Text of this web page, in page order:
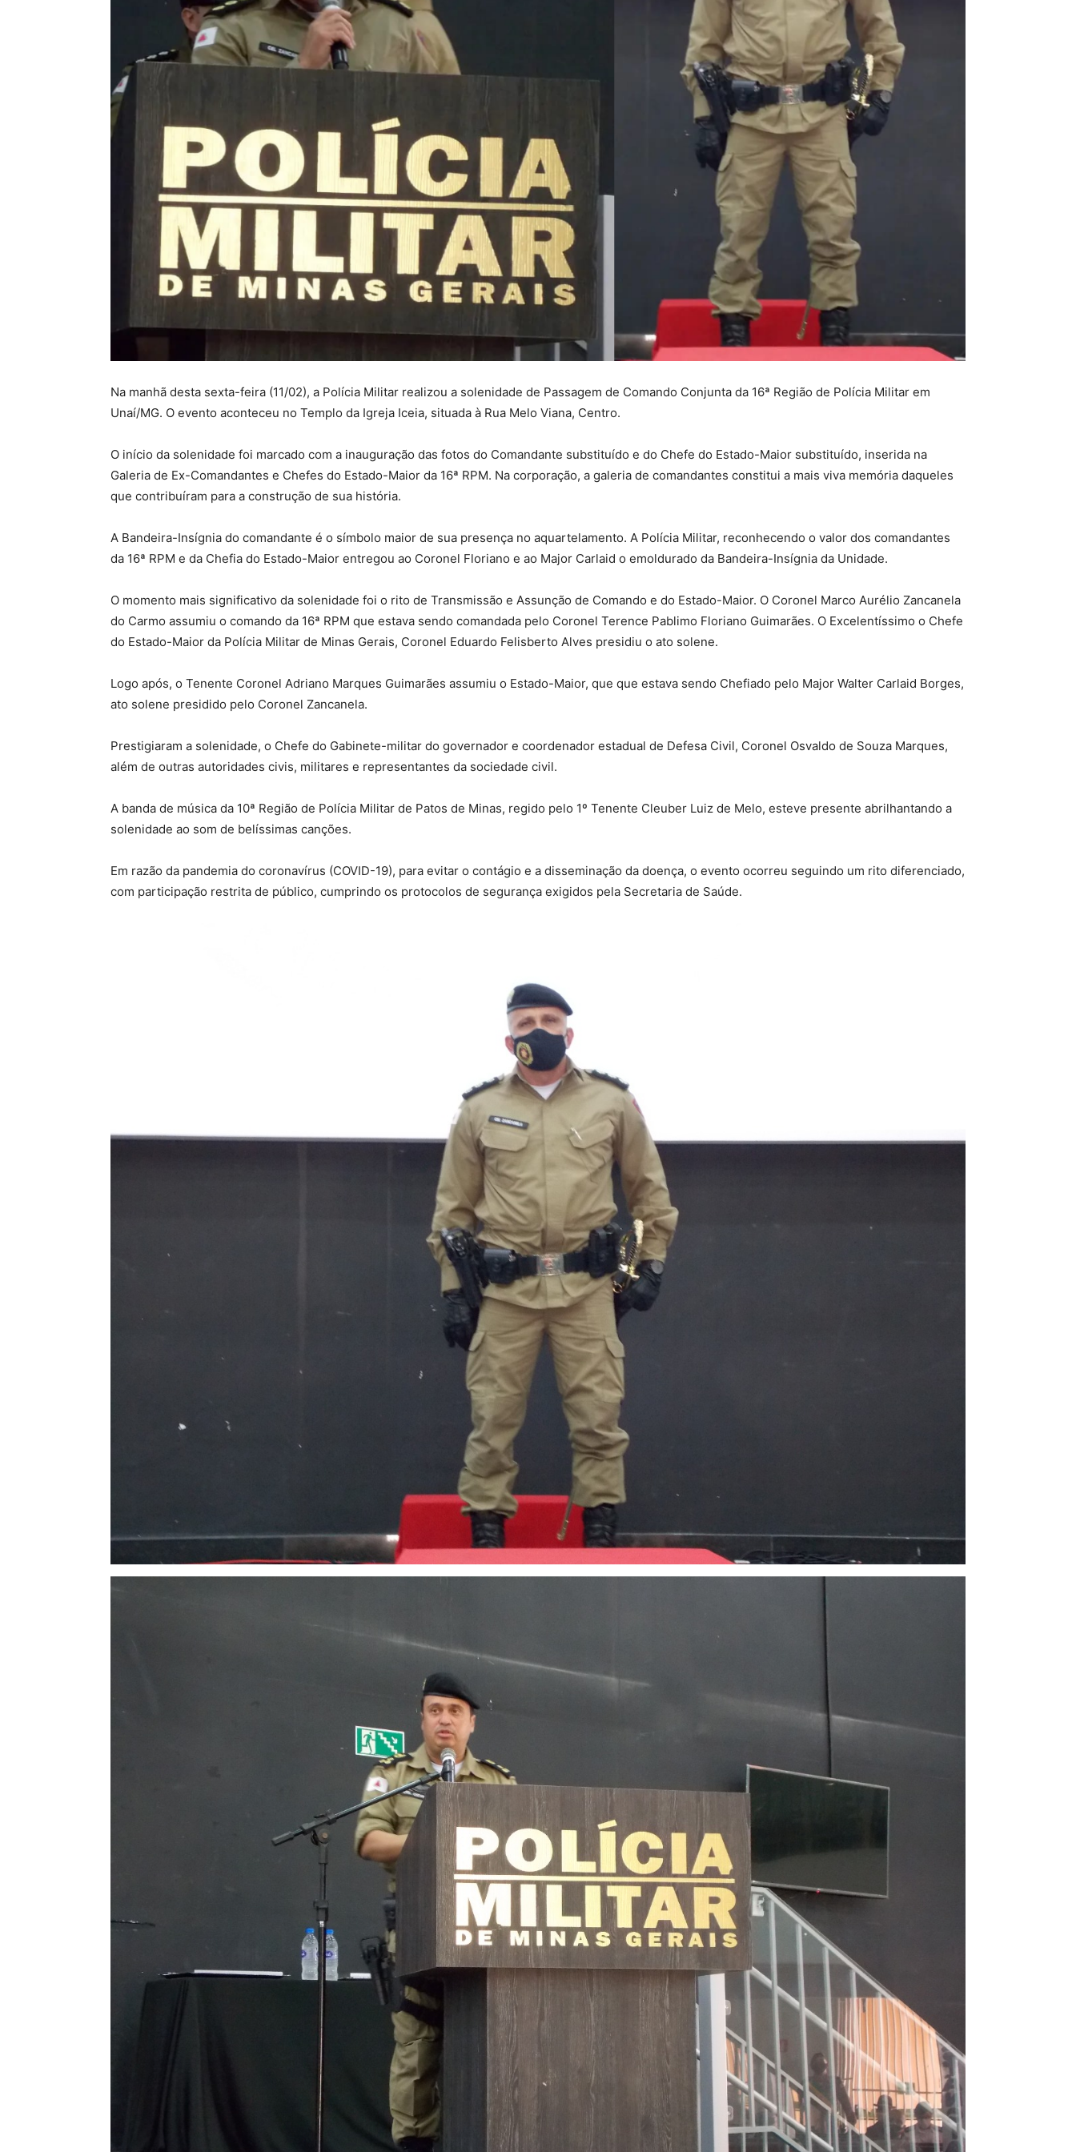
Na manhã desta sexta-feira (11/02), a Polícia Militar realizou a solenidade de Passagem de Comando Conjunta da 16ª Região de Polícia Militar em
Unaí/MG. O evento aconteceu no Templo da Igreja Iceia, situada à Rua Melo Viana, Centro.
O início da solenidade foi marcado com a inauguração das fotos do Comandante substituído e do Chefe do Estado-Maior substituído, inserida na
Galeria de Ex-Comandantes e Chefes do Estado-Maior da 16ª RPM. Na corporação, a galeria de comandantes constitui a mais viva memória daqueles
que contribuíram para a construção de sua história.
A Bandeira-Insígnia do comandante é o símbolo maior de sua presença no aquartelamento. A Polícia Militar, reconhecendo o valor dos comandantes
da 16ª RPM e da Chefia do Estado-Maior entregou ao Coronel Floriano e ao Major Carlaid o emoldurado da Bandeira-Insígnia da Unidade.
O momento mais significativo da solenidade foi o rito de Transmissão e Assunção de Comando e do Estado-Maior. O Coronel Marco Aurélio Zancanela
do Carmo assumiu o comando da 16ª RPM que estava sendo comandada pelo Coronel Terence Pablimo Floriano Guimarães. O Excelentíssimo o Chefe
do Estado-Maior da Polícia Militar de Minas Gerais, Coronel Eduardo Felisberto Alves presidiu o ato solene.
Logo após, o Tenente Coronel Adriano Marques Guimarães assumiu o Estado-Maior, que que estava sendo Chefiado pelo Major Walter Carlaid Borges,
ato solene presidido pelo Coronel Zancanela.
Prestigiaram a solenidade, o Chefe do Gabinete-militar do governador e coordenador estadual de Defesa Civil, Coronel Osvaldo de Souza Marques,
além de outras autoridades civis, militares e representantes da sociedade civil.
A banda de música da 10ª Região de Polícia Militar de Patos de Minas, regido pelo 1º Tenente Cleuber Luiz de Melo, esteve presente abrilhantando a
solenidade ao som de belíssimas canções.
Em razão da pandemia do coronavírus (COVID-19), para evitar o contágio e a disseminação da doença, o evento ocorreu seguindo um rito diferenciado,
com participação restrita de público, cumprindo os protocolos de segurança exigidos pela Secretaria de Saúde.